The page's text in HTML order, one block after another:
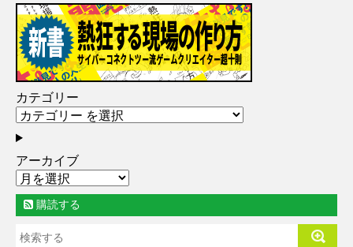
カテゴリー
アーカイブ
購読する